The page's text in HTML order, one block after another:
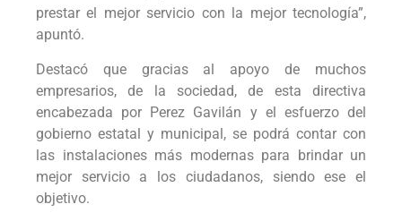
prestar el mejor servicio con la mejor tecnología”,
apuntó.
Destacó que gracias al apoyo de muchos
empresarios, de la sociedad, de esta directiva
encabezada por Perez Gavilán y el esfuerzo del
gobierno estatal y municipal, se podrá contar con
las instalaciones más modernas para brindar un
mejor servicio a los ciudadanos, siendo ese el
objetivo.